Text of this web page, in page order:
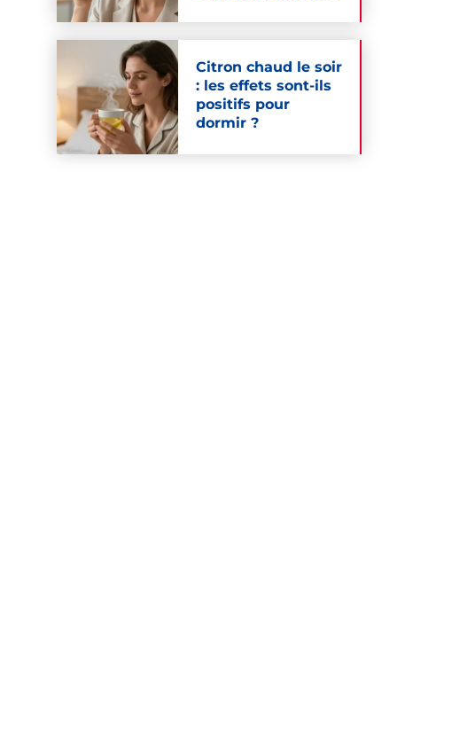
Citron chaud le soir
: les effets sont-ils
positifs pour
dormir ?